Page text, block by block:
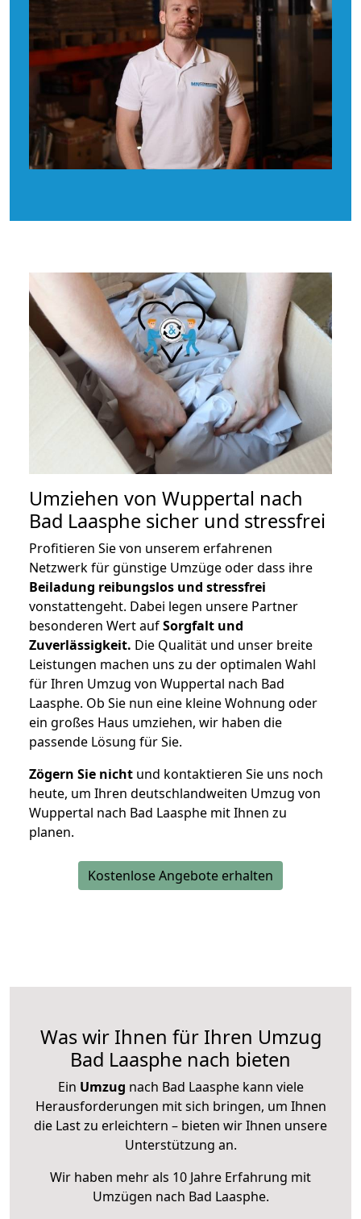
Umziehen von Wuppertal nach
Bad Laasphe sicher und stressfrei
Profitieren Sie von unserem erfahrenen
Netzwerk für günstige Umzüge oder dass ihre
Beiladung reibungslos und stressfrei
vonstattengeht. Dabei legen unsere Partner
besonderen Wert aufSorgfalt und
Zuverlässigkeit. Die Qualität und unser breite
Leistungen machen uns zu der optimalen Wahl
für Ihren Umzug von Wuppertal nach Bad
Laasphe. Ob Sie nun eine kleine Wohnung oder
ein großes Haus umziehen, wir haben die
passende Lösung für Sie.
Zögern Sie nicht und kontaktieren Sie uns noch
heute, um Ihren deutschlandweiten Umzug von
Wuppertal nach Bad Laasphe mit Ihnen zu
planen.
Kostenlose Angebote erhalten
Was wir Ihnen für Ihren Umzug
Bad Laasphe nach bieten
Ein Umzug nach Bad Laasphe kann viele
Herausforderungen mit sich bringen, um Ihnen
die Last zu erleichtern – bieten wir Ihnen unsere
Unterstützung an.
Wir haben mehr als 10 Jahre Erfahrung mit
Umzügen nach Bad Laasphe.